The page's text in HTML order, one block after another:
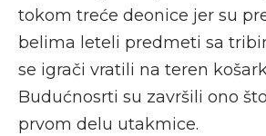
tokom treće deonice jer su
belima leteli predmeti sa
se igrači vratili na teren
Budućnosrti su završili ono
prvom delu utakmice.